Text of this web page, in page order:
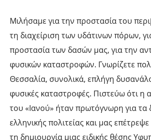
Μιλήσαμε για την προστασία του
τη διαχείριση των υδάτινων πόρων,
προστασία των δασών μας, για την
φυσικών καταστροφών. Γνωρίζετε
Θεσσαλία, συνολικά, επλήγη
φυσικές καταστροφές. Πιστεύω ότι η
του «Ιανού» ήταν πρωτόγνωρη για τα
ελληνικής πολιτείας και μας
τη δημιουργία μιας ειδικής θέσης